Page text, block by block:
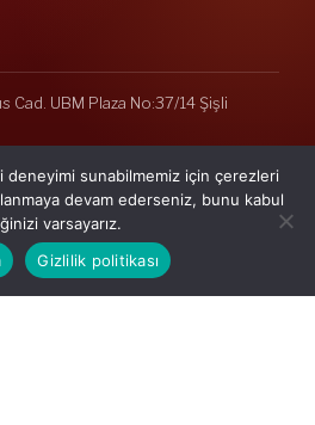
Cad. UBM Plaza No:37/14 Şişli
33 39
19 36
deneyimi sunabilmemiz için çerezleri
devam ederseniz, bunu kabul
varsayarız.
Gizlilik politikası